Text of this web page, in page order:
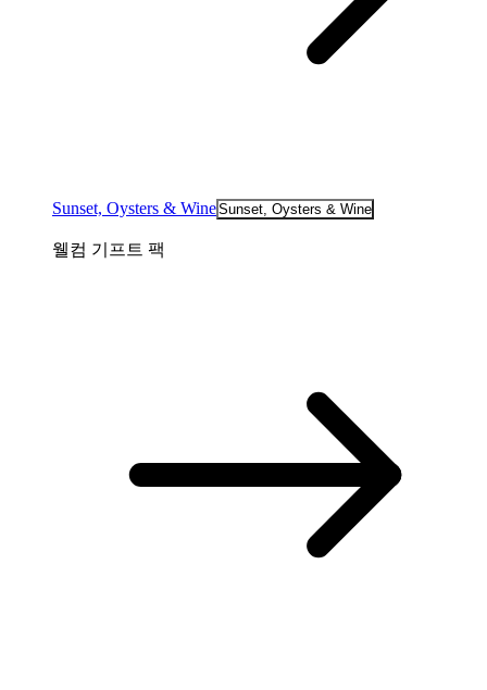
Sunset, Oysters & WineSunset, Oysters & Wine
웰컴 기프트 팩